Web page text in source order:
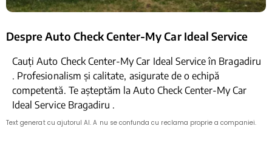
Despre Auto Check Center-My Car Ideal Service
Cauți Auto Check Center-My Car Ideal Service în Bragadiru
. Profesionalism și calitate, asigurate de o echipă
competentă. Te așteptăm la Auto Check Center-My Car
Ideal Service Bragadiru .
Text generat cu ajutorul AI. A nu se confunda cu reclama proprie a companiei.